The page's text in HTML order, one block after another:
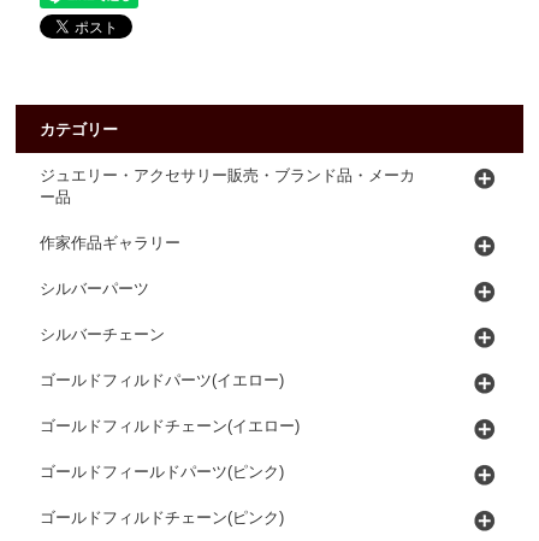
カテゴリー
ジュエリー・アクセサリー販売・ブランド品・メーカ
ー品
作家作品ギャラリー
シルバーパーツ
シルバーチェーン
ゴールドフィルドパーツ(イエロー)
ゴールドフィルドチェーン(イエロー)
ゴールドフィールドパーツ(ピンク)
ゴールドフィルドチェーン(ピンク)